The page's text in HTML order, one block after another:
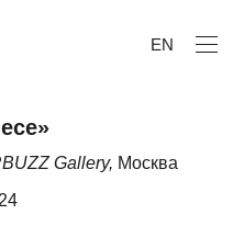
EN
Gallery, Москва